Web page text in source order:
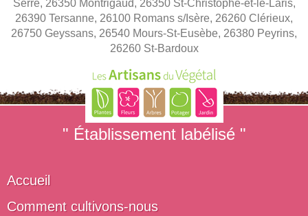
Serre, 26350 Montrigaud, 26350 St-Christophe-et-le-Laris,
26390 Tersanne, 26100 Romans s/Isère, 26260 Clérieux,
26750 Geyssans, 26540 Mours-St-Eusèbe, 26380 Peyrins,
26260 St-Bardoux
" Établissement labélisé "
Accueil
Comment cultivons-nous